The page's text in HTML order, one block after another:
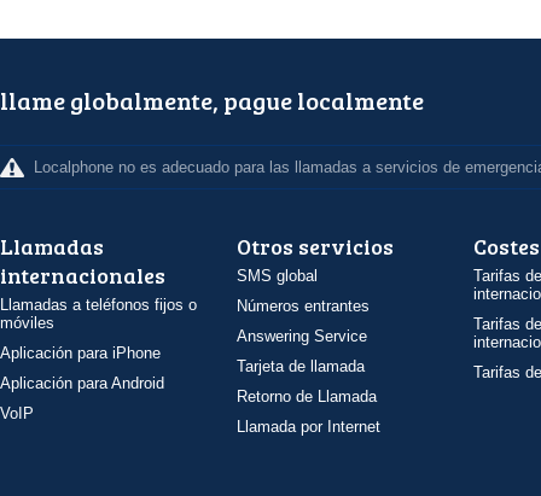
llame globalmente, pague localmente
Localphone no es adecuado para las llamadas a servicios de
Llamadas
internacionales
Llamadas a teléfonos fijos o
móviles
Aplicación para iPhone
Aplicación para Android
VoIP
Otros servicios
SMS global
Números entrantes
Answering Service
Tarjeta de llamada
Retorno de Llamada
Llamada por Internet
Costes
Tarifas
Tarifas
Tarifas